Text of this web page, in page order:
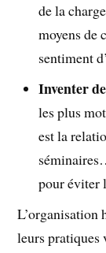
de la
moyens de
sentiment
Inventer
les plus
est la
pour éviter
L’organisation
leurs pratiques